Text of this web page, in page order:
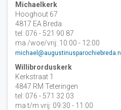
Michaelkerk
Hooghout 67
4817 EA Breda
tel: 076 - 521 90 87
ma /woe/vrij: 10:00 - 12:00
michael@augustinusparochiebreda.nl
Willibrorduskerk
Kerkstraat 1
4847 RM Teteringen
tel: 076 - 571 32 03
ma t/m vrij: 09:30 - 11:00